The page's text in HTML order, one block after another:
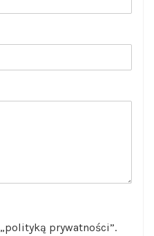
„polityką prywatności”.